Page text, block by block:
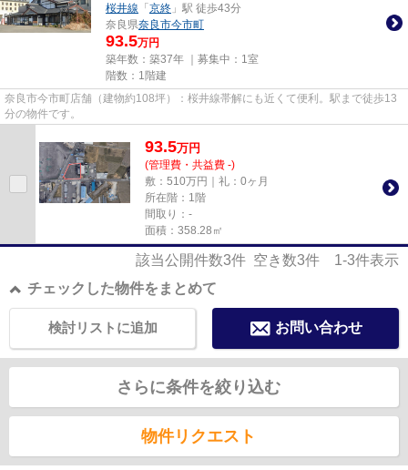
桜井線 「 京終 」駅 徒歩43分
奈良県奈良市今市町
93.5万円
築年数：築37年 ｜募集中： 1室
階数：1階建
奈良市今市町店舗（建物約108坪）：桜井線帯解にも近くて便利。駅まで徒歩13
分の物件です。
93.5万円
(管理費・共益費 -)
敷：510万円｜礼：0ヶ月
所在階：1階
間取り：-
面積：358.28㎡
該当公開件数3件 空き数3件 1-3件表示
チェックした物件をまとめて
お問い合わせ
検討リストに追加
さらに条件を絞り込む
物件リクエスト